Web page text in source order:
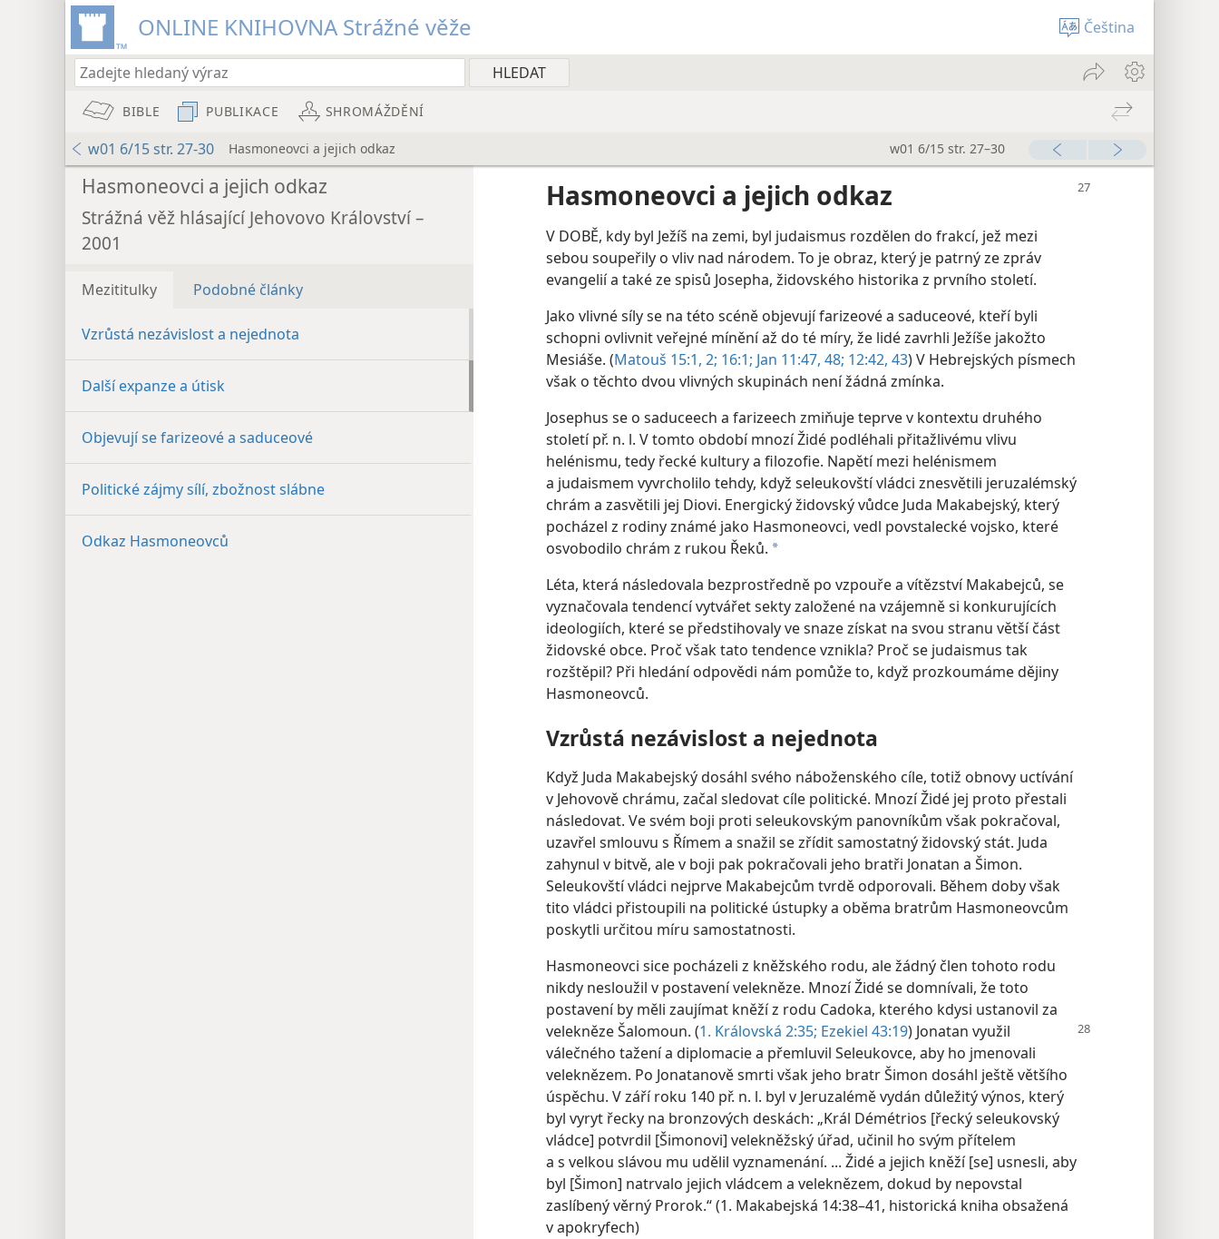
ONLINE KNIHOVNA Strážné věže Čeština
BIBLE PUBLIKACE SHROMÁŽDĚNÍ
w01 6/15 str. 27-30 Hasmoneovci a jejich odkaz w01 6/15 str. 27–30
Hasmoneovci a jejich odkaz
Strážná věž hlásající Jehovovo Království –
2001
Mezititulky Podobné články
Vzrůstá nezávislost a nejednota
Další expanze a útisk
Objevují se farizeové a saduceové
Politické zájmy sílí, zbožnost slábne
Odkaz Hasmoneovců
Hasmoneovci a jejich odkaz
V DOBĚ, kdy byl Ježíš na zemi, byl judaismus rozdělen do frakcí, jež mezi
sebou soupeřily o vliv nad národem. To je obraz, který je patrný ze zpráv
evangelií a také ze spisů Josepha, židovského historika z prvního století.
Jako vlivné síly se na této scéně objevují farizeové a saduceové, kteří byli
schopni ovlivnit veřejné mínění až do té míry, že lidé zavrhli Ježíše jakožto
Mesiáše. (Matouš 15:1, 2; 16:1; Jan 11:47, 48; 12:42, 43) V Hebrejských písmech
však o těchto dvou vlivných skupinách není žádná zmínka.
Josephus se o saduceech a farizeech zmiňuje teprve v kontextu druhého
století př. n. l. V tomto období mnozí Židé podléhali přitažlivému vlivu
helénismu, tedy řecké kultury a filozofie. Napětí mezi helénismem
a judaismem vyvrcholilo tehdy, když seleukovští vládci znesvětili jeruzalémský
chrám a zasvětili jej Diovi. Energický židovský vůdce Juda Makabejský, který
pocházel z rodiny známé jako Hasmoneovci, vedl povstalecké vojsko, které
osvobodilo chrám z rukou Řeků. a
Léta, která následovala bezprostředně po vzpouře a vítězství Makabejců, se
vyznačovala tendencí vytvářet sekty založené na vzájemně si konkurujících
ideologiích, které se předstihovaly ve snaze získat na svou stranu větší část
židovské obce. Proč však tato tendence vznikla? Proč se judaismus tak
rozštěpil? Při hledání odpovědi nám pomůže to, když prozkoumáme dějiny
Hasmoneovců.
Vzrůstá nezávislost a nejednota
Když Juda Makabejský dosáhl svého náboženského cíle, totiž obnovy uctívání
v Jehovově chrámu, začal sledovat cíle politické. Mnozí Židé jej proto přestali
následovat. Ve svém boji proti seleukovským panovníkům však pokračoval,
uzavřel smlouvu s Římem a snažil se zřídit samostatný židovský stát. Juda
zahynul v bitvě, ale v boji pak pokračovali jeho bratři Jonatan a Šimon.
Seleukovští vládci nejprve Makabejcům tvrdě odporovali. Během doby však
tito vládci přistoupili na politické ústupky a oběma bratrům Hasmoneovcům
poskytli určitou míru samostatnosti.
Hasmoneovci sice pocházeli z kněžského rodu, ale žádný člen tohoto rodu
nikdy nesloužil v postavení velekněze. Mnozí Židé se domnívali, že toto
postavení by měli zaujímat kněží z rodu Cadoka, kterého kdysi ustanovil za
velekněze Šalomoun. (1. Královská 2:35; Ezekiel 43:19) Jonatan využil
válečného tažení a diplomacie a přemluvil Seleukovce, aby ho jmenovali
veleknězem. Po Jonatanově smrti však jeho bratr Šimon dosáhl ještě většího
úspěchu. V září roku 140 př. n. l. byl v Jeruzalémě vydán důležitý výnos, který
byl vyryt řecky na bronzových deskách: „Král Démétrios [řecký seleukovský
vládce] potvrdil [Šimonovi] velekněžský úřad, učinil ho svým přítelem
a s velkou slávou mu udělil vyznamenání. ... Židé a jejich kněží [se] usnesli, aby
byl [Šimon] natrvalo jejich vládcem a veleknězem, dokud by nepovstal
zaslíbený věrný Prorok.“ (1. Makabejská 14:38–41, historická kniha obsažená
v apokryfech)